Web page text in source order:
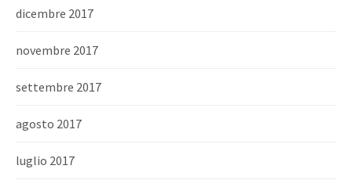
dicembre 2017
novembre 2017
settembre 2017
agosto 2017
luglio 2017